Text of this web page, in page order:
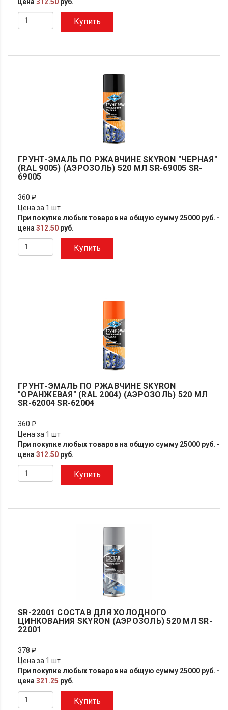
Купить
ГРУНТ-ЭМАЛЬ ПО РЖАВЧИНЕ SKYRON "ЧЕРНАЯ"
(RAL 9005) (АЭРОЗОЛЬ) 520 МЛ SR-69005 SR-
69005
360 ₽
Цена за 1 шт
При покупке любых товаров на общую сумму 25000 руб. -
цена 312.50 руб.
Купить
ГРУНТ-ЭМАЛЬ ПО РЖАВЧИНЕ SKYRON
"ОРАНЖЕВАЯ" (RAL 2004) (АЭРОЗОЛЬ) 520 МЛ
SR-62004 SR-62004
360 ₽
Цена за 1 шт
При покупке любых товаров на общую сумму 25000 руб. -
цена 312.50 руб.
Купить
SR-22001 СОСТАВ ДЛЯ ХОЛОДНОГО
ЦИНКОВАНИЯ SKYRON (АЭРОЗОЛЬ) 520 МЛ SR-
22001
378 ₽
Цена за 1 шт
При покупке любых товаров на общую сумму 25000 руб. -
цена 321.25 руб.
Купить